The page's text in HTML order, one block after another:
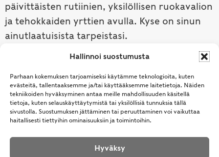
Hallinnoi suostumusta
Parhaan kokemuksen tarjoamiseksi käytämme teknologioita, kuten
evästeitä, tallentaaksemme ja/tai käyttääksemme laitetietoja. Näiden
tekniikoiden hyväksyminen antaa meille mahdollisuuden käsitellä
tietoja, kuten selauskäyttäytymistä tai yksilöllisiä tunnuksia tällä
sivustolla. Suostumuksen jättäminen tai peruuttaminen voi vaikuttaa
haitallisesti tiettyihin ominaisuuksiin ja toimintoihin.
Hyväksy
päivittäisten rutiinien, yksilöllisen ruokavalion
ja tehokkaiden yrttien avulla. Kyse on sinun
ainutlaatuisista tarpeistasi.
Tutustu ayurvedaan →